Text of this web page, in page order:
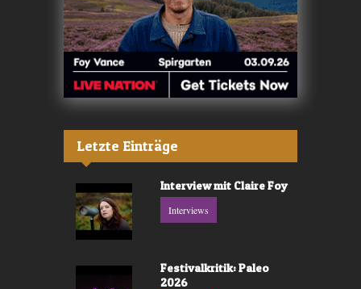
Letzte Einträge
Interview mit Claire Foy
Interviews
Festivalkritik: Paleo
2026